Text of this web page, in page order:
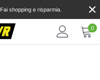
Fai shopping e risparmia. ×
0